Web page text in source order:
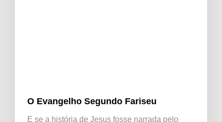
O Evangelho Segundo Fariseu
E se a história de Jesus fosse narrada pelo